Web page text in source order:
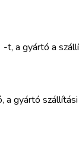
a gyártó a
gyártó